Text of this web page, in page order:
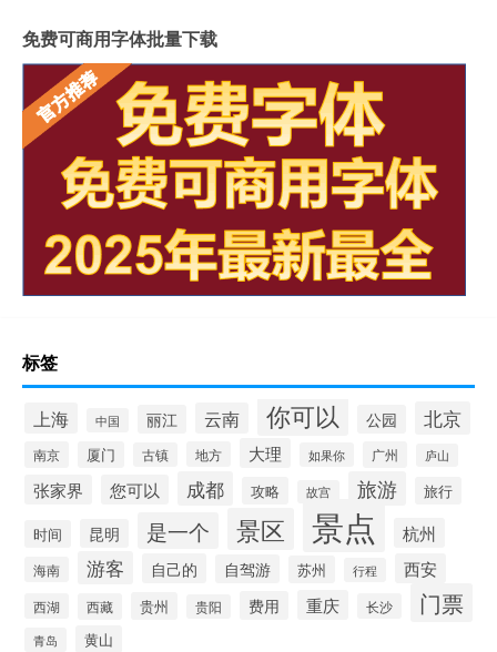
免费可商用字体批量下载
标签
上海 中国 丽江 云南 你可以 公园 北京
南京 厦门 古镇 地方 大理 如果你 广州 庐山
张家界 您可以 成都 攻略 故宫 旅游 旅行
时间 昆明 是一个 景区 景点 杭州
海南 游客 自己的 自驾游 苏州 行程 西安
西湖 西藏 贵州 贵阳 费用 重庆 长沙 门票
青岛 黄山